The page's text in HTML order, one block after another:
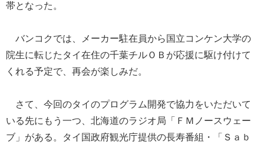
帯となった。
バンコクでは、メーカー駐在員から国立コンケン大学の
院生に転じたタイ在住の千葉チルＯＢが応援に駆け付けて
くれる予定で、再会が楽しみだ。
さて、今回のタイのプログラム開発で協力をいただいて
いる先にもう一つ、北海道のラジオ局「ＦＭノースウェー
ブ」がある。タイ国政府観光庁提供の長寿番組・「Ｓａｂ